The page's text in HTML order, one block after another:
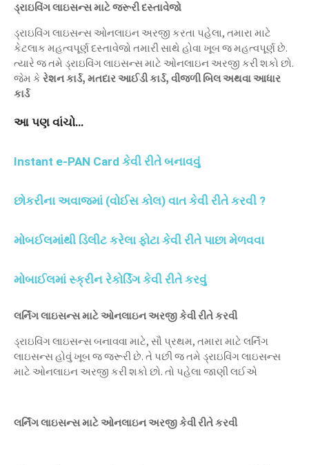
ડ્રાઇવિંગ લાઇસન્સ માટે જરૂરી દસ્તાવેજો
ડ્રાઇવિંગ લાઇસન્સ ઓનલાઇન અરજી કરતા પહેલા, તમારા માટે
કેટલાક મહત્વપૂર્ણ દસ્તાવેજો તમારી સાથે હોવા ખૂબ જ મહત્વપૂર્ણ છે.
ત્યારે જ તમે ડ્રાઇવિંગ લાઇસન્સ માટે ઓનલાઇન અરજી કરી શકો છો.
જેમ કે રેશન કાર્ડ, મતદાર આઈડી કાર્ડ, વીજળી બિલ અથવા આધાર
કાર્ડ
આ પણ વાંચો…
Instant e-PAN Card કેવી રીતે બનાવવું
છોકરીના અવાજમાં (વોઈસ કોલ) વાત કેવી રીતે કરવી ?
મોબઈલમાંથી ડિલીટ કરેલા ફોટા કેવી રીતે પાછા મેળવવા
મોબાઈલમાં સ્ક્રીન રેકોર્ડિંગ કેવી રીતે કરવું
લર્નિંગ લાઇસન્સ માટે ઓનલાઇન અરજી કેવી રીતે કરવી
ડ્રાઇવિંગ લાઇસન્સ બનાવવા માટે, સૌ પ્રથમ, તમારા માટે લર્નિંગ
લાઇસન્સ હોવું ખૂબ જ જરૂરી છે. તે પછી જ તમે ડ્રાઇવિંગ લાઇસન્સ
માટે ઓનલાઇન અરજી કરી શકો છો. તો પહેલા જાણી લઈએ
લર્નિંગ લાઇસન્સ માટે ઓનલાઇન અરજી કેવી રીતે કરવી